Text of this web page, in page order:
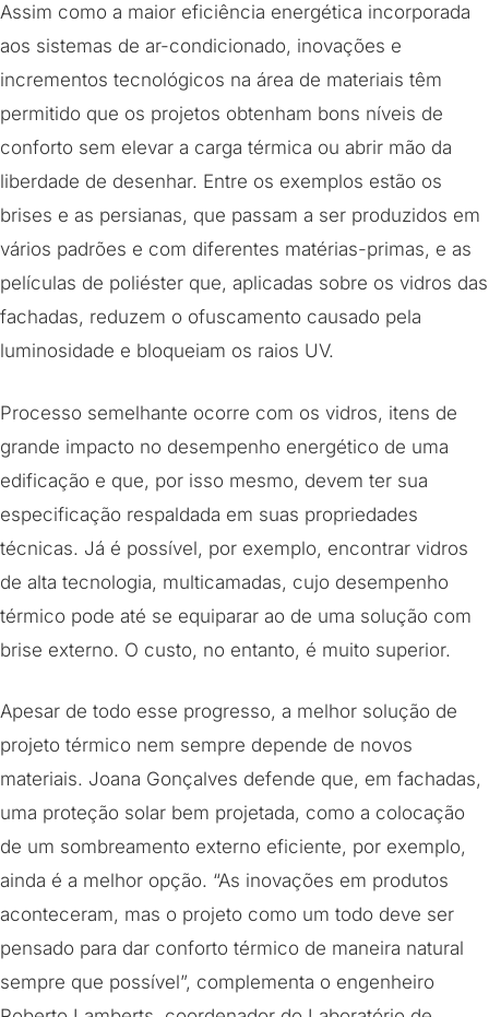
Assim como a maior eficiência energética incorporada
aos sistemas de ar-condicionado, inovações e
incrementos tecnológicos na área de materiais têm
permitido que os projetos obtenham bons níveis de
conforto sem elevar a carga térmica ou abrir mão da
liberdade de desenhar. Entre os exemplos estão os
brises e as persianas, que passam a ser produzidos em
vários padrões e com diferentes matérias-primas, e as
películas de poliéster que, aplicadas sobre os vidros das
fachadas, reduzem o ofuscamento causado pela
luminosidade e bloqueiam os raios UV.
Processo semelhante ocorre com os vidros, itens de
grande impacto no desempenho energético de uma
edificação e que, por isso mesmo, devem ter sua
especificação respaldada em suas propriedades
técnicas. Já é possível, por exemplo, encontrar vidros
de alta tecnologia, multicamadas, cujo desempenho
térmico pode até se equiparar ao de uma solução com
brise externo. O custo, no entanto, é muito superior.
Apesar de todo esse progresso, a melhor solução de
projeto térmico nem sempre depende de novos
materiais. Joana Gonçalves defende que, em fachadas,
uma proteção solar bem projetada, como a colocação
de um sombreamento externo eficiente, por exemplo,
ainda é a melhor opção. “As inovações em produtos
aconteceram, mas o projeto como um todo deve ser
pensado para dar conforto térmico de maneira natural
sempre que possível”, complementa o engenheiro